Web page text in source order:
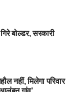
बोल्डर, सरकारी
नहीं, मिलेगा परिवार